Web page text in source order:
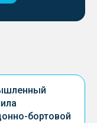
бортовой